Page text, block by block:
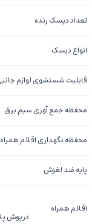
تعداد دیسک رنده
انواع دیسک
قابلیت شستشوی لوازم
محفظه جمع آوری سیم برق
محفظه نگهداری اقلام همراه
پایه ضد لغزش
اقلام همراه
درپوش